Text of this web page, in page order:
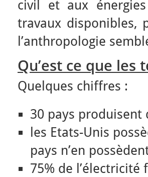
civil et aux
travaux disponibles,
l’anthropologie
Qu’est ce que
Quelques chiffres :
30 pays produisent
les Etats-Unis
pays n’en
75% de